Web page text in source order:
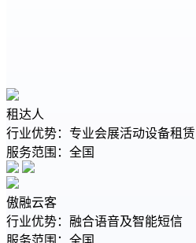
租达人
行业优势：专业会展活动设备租赁
服务范围：全国
傲融云客
行业优势：融合语音及智能短信
服务范围：全国